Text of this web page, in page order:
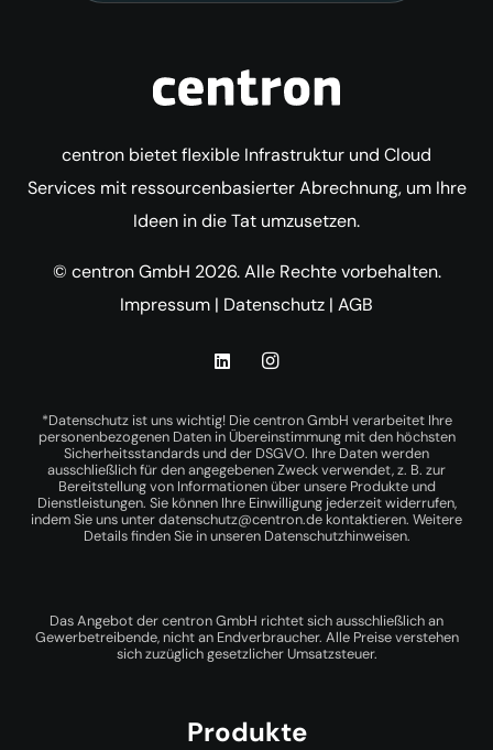
centron bietet flexible Infrastruktur und Cloud
Services mit ressourcenbasierter Abrechnung, um Ihre
Ideen in die Tat umzusetzen.
© centron GmbH 2026. Alle Rechte vorbehalten.
Impressum | Datenschutz | AGB
*Datenschutz ist uns wichtig! Die centron GmbH verarbeitet Ihre
personenbezogenen Daten in Übereinstimmung mit den höchsten
Sicherheitsstandards und der DSGVO. Ihre Daten werden
ausschließlich für den angegebenen Zweck verwendet, z. B. zur
Bereitstellung von Informationen über unsere Produkte und
Dienstleistungen. Sie können Ihre Einwilligung jederzeit widerrufen,
indem Sie uns unterdatenschutz@centron.de kontaktieren. Weitere
Details finden Sie in unseren Datenschutzhinweisen.
Das Angebot der centron GmbH richtet sich ausschließlich an
Gewerbetreibende, nicht an Endverbraucher. Alle Preise verstehen
sich zuzüglich gesetzlicher Umsatzsteuer.
Produkte